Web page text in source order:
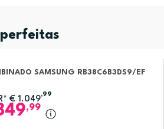
SAMSUNG RB38C6B3DS9/EF
€ 1.049
,99
,99